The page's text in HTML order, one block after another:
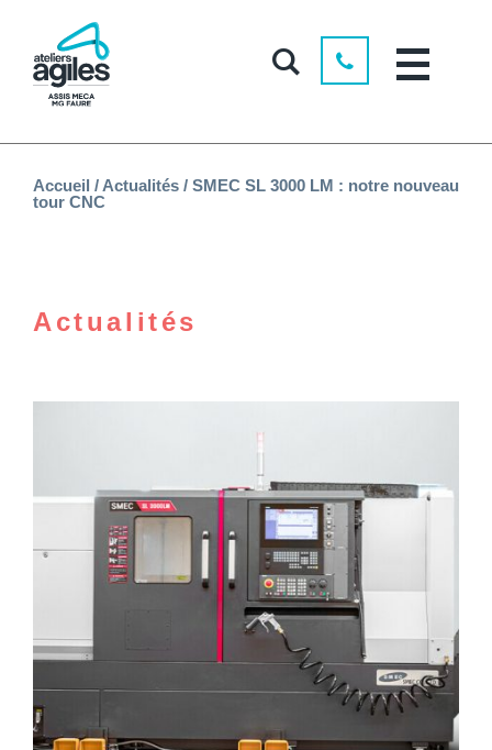
Accueil / Actualités / SMEC SL 3000 LM : notre nouveau
tour CNC
Actualités